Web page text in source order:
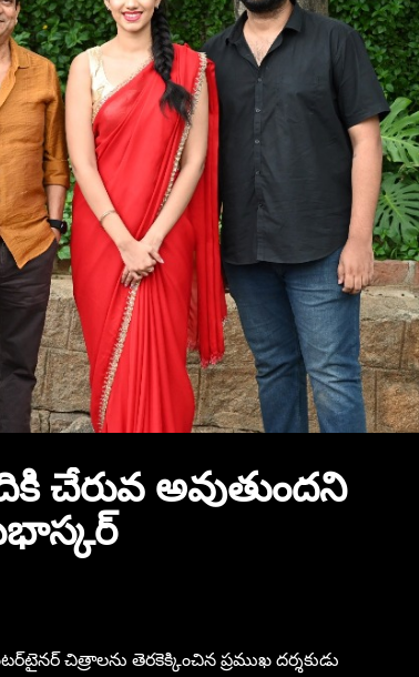
అవుతుందని
చిత్రాల‌ను తెర‌కెక్కించిన ప్ర‌ముఖ ద‌ర్శ‌కుడు